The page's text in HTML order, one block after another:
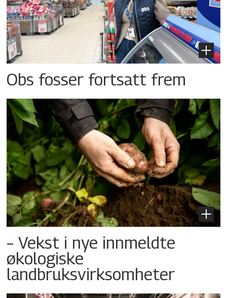
Obs fosser fortsatt frem
– Vekst i nye innmeldte
økologiske
landbruksvirksomheter